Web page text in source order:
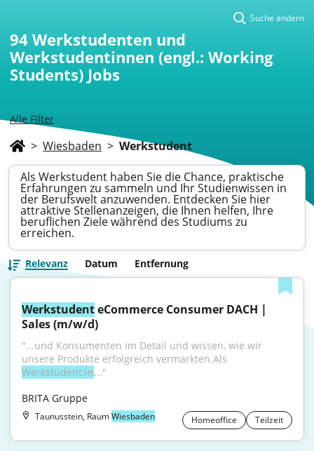
Alle Filter
Suche ändern
94 Werkstudenten und
Werkstudentinnen (engl.: Working
Students) Jobs
> Wiesbaden > Werkstudent
Als Werkstudent haben Sie die Chance, praktische
Erfahrungen zu sammeln und Ihr Studienwissen in
der Berufswelt anzuwenden. Entdecken Sie hier
attraktive Stellenanzeigen, die Ihnen helfen, Ihre
beruflichen Ziele während des Studiums zu
erreichen.
Relevanz Datum Entfernung
Werkstudent eCommerce Consumer DACH |
Sales (m/w/d)
"...und Konsumenten im Detail und wissen, wie wir
Werkstudent:in..."
BRITA Gruppe
Taunusstein, RaumWiesbaden Homeoffice Teilzeit